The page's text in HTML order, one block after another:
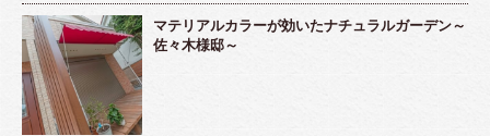
マテリアルカラーが効いたナチュラルガーデン～
佐々木様邸～